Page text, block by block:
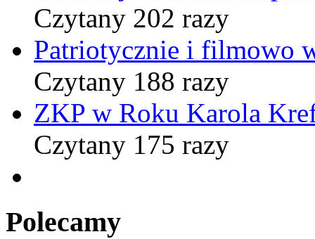
Czytany 202 razy
Patriotycznie i filmowo
Czytany 188 razy
ZKP w Roku Karola
Czytany 175 razy
Polecamy